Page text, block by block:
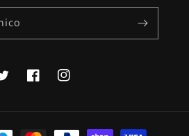
FacebookInstagram